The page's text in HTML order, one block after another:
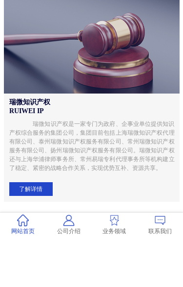
瑞微知识产权
RUIWEI IP
        瑞微知识产权是一家专门为政府、企事业单位提供知识
产权综合服务的集团公司，集团目前包括上海瑞微知识产权代理
有限公司、泰州瑞微知识产权服务有限公司、常州瑞微知识产权
服务有限公司、扬州瑞微知识产权服务有限公司。瑞微知识产权
还与上海华浦律师事务所、常州易瑞专利代理事务所等机构建立
了稳定、紧密的战略合作关系，实现优势互补、资源共享。
了解详情
NEWS
动态资讯
网站首页 公司介绍 业务领域 联系我们